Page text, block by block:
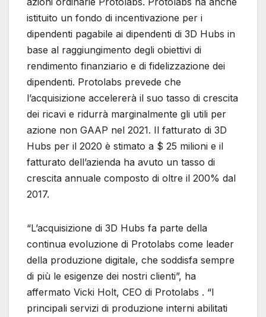
istituito un fondo di incentivazione per i
dipendenti pagabile ai dipendenti di 3D Hubs in
base al raggiungimento degli obiettivi di
rendimento finanziario e di fidelizzazione dei
dipendenti. Protolabs prevede che
l’acquisizione accelererà il suo tasso di crescita
dei ricavi e ridurrà marginalmente gli utili per
azione non GAAP nel 2021. Il fatturato di 3D
Hubs per il 2020 è stimato a $ 25 milioni e il
fatturato dell’azienda ha avuto un tasso di
crescita annuale composto di oltre il 200% dal
2017.
“L’acquisizione di 3D Hubs fa parte della
continua evoluzione di Protolabs come leader
della produzione digitale, che soddisfa sempre
di più le esigenze dei nostri clienti”, ha
affermato Vicki Holt, CEO di Protolabs . “I
principali servizi di produzione interni abilitati